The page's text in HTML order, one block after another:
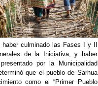
culminado las Fases I y II
de la Iniciativa, y haber
por la Municipalidad
que el pueblo de Sarhua
como el “Primer Pueblo